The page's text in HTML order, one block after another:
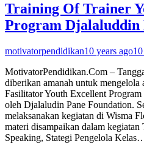
Training Of Trainer
Program Djalaluddin
motivatorpendidikan10 years ago
MotivatorPendidikan.Com –
diberikan amanah untuk
Fasilitator Youth Excellent
oleh Djalaludin Pane Foundation.
melaksanakan kegiatan di Wisma
materi disampaikan dalam
Speaking, Stategi Pengelola